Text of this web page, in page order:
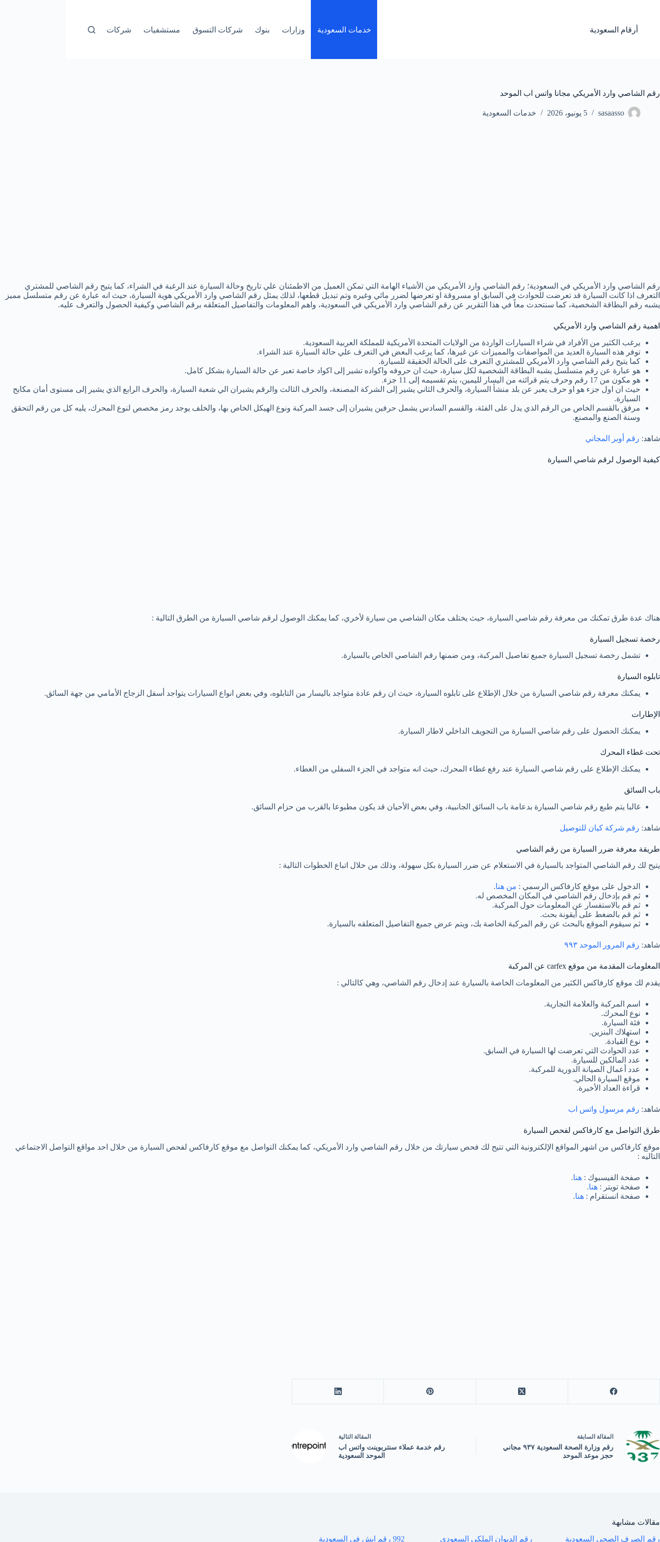
المحتوى
أرقام السعودية خدمات السعودية وزارات بنوك شركات التسوق مستشفيات شركات
رقم الشاصي وارد الأمريكي مجانا واتس اب الموحد
sasaasso 5 يونيو، 2026 خدمات السعودية
رقم الشاصي وارد الأمريكي في السعودية؛ رقم الشاصي وارد الأمريكي من الأشياء الهامة التي تمكن العميل من الاطمئنان علي تاريخ وحالة السيارة عند الرغبة في الشراء، كما يتيح رقم الشاصي للمشتري
التعرف اذا كانت السيارة قد تعرضت للحوادث في السابق او مسروقة او تعرضها لضرر مائي وغيره وتم تبديل قطعها، لذلك يمثل رقم الشاصي وارد الأمريكي هوية السيارة، حيث انه عبارة عن رقم متسلسل مميز
يشبه رقم البطاقة الشخصية، كما سنتحدث معاً في هذا التقرير عن رقم الشاصي وارد الأمريكي في السعودية، واهم المعلومات والتفاصيل المتعلقه برقم الشاصي وكيفية الحصول والتعرف عليه.
اهمية رقم الشاصي وارد الأمريكي
يرغب الكثير من الأفراد في شراء السيارات الواردة من الولايات المتحدة الأمريكية للمملكة العربية السعودية.
توفر هذه السيارة العديد من المواصفات والمميزات عن غيرها، كما يرغب البعض في التعرف علي حالة السيارة عند الشراء.
كما يتيح رقم الشاصي وارد الأمريكي للمشتري التعرف على الحالة الحقيقة للسيارة.
هو عبارة عن رقم متسلسل يشبه البطاقة الشخصية لكل سيارة، حيث ان حروفه واكواده تشير إلى اكواد خاصة تعبر عن حالة السيارة بشكل كامل.
هو مكون من 17 رقم وحرف يتم قرائته من اليسار لليمين، يتم تقسيمه إلى 11 جزء.
حيث ان اول جزء هو او حرف يعبر عن بلد منشأ السيارة، والحرف الثاني يشير إلى الشركة المصنعة، والحرف الثالث والرقم يشيران الي شعبة السيارة، والحرف الرابع الذي يشير إلى مستوى أمان مكابح
السيارة.
مرفق بالقسم الخاص من الرقم الذي يدل على الفئة، والقسم السادس يشمل حرفين يشيران إلى جسد المركبة ونوع الهيكل الخاص بها، والخلف يوجد رمز مخصص لنوع المحرك، يليه كل من رقم التحقق
وسنة الصنع والمصنع.
شاهد: رقم أوبر المجاني
كيفية الوصول لرقم شاصي السيارة
هناك عدة طرق تمكنك من معرفة رقم شاصي السيارة، حيث يختلف مكان الشاصي من سيارة لأخري، كما يمكنك الوصول لرقم شاصي السيارة من الطرق التالية :
رخصة تسجيل السيارة
تشمل رخصة تسجيل السيارة جميع تفاصيل المركبة، ومن ضمنها رقم الشاصي الخاص بالسيارة.
تابلوه السيارة
يمكنك معرفة رقم شاصي السيارة من خلال الإطلاع على تابلوه السيارة، حيث ان رقم عادة متواجد باليسار من التابلوه، وفي بعض انواع السيارات يتواجد أسفل الزجاج الأمامي من جهة السائق.
الإطارات
يمكنك الحصول على رقم شاصي السيارة من التجويف الداخلي لاطار السيارة.
تحت غطاء المحرك
يمكنك الإطلاع على رقم شاصي السيارة عند رفع غطاء المحرك، حيث انه متواجد في الجزء السفلي من الغطاء.
باب السائق
غالبا يتم طبع رقم شاصي السيارة بدعامة باب السائق الجانبية، وفي بعض الأحيان قد يكون مطبوعا بالقرب من حزام السائق.
شاهد: رقم شركة كيان للتوصيل
طريقة معرفة ضرر السيارة من رقم الشاصي
يتيح لك رقم الشاصي المتواجد بالسيارة في الاستعلام عن ضرر السيارة بكل سهولة، وذلك من خلال اتباع الخطوات التالية :
الدخول على موقع كارفاكس الرسمي : من هنا.
ثم قم بإدخال رقم الشاصي في المكان المخصص له.
ثم قم بالاستفسار عن المعلومات حول المركبة.
ثم قم بالضغط على أيقونة بحث.
ثم سيقوم الموقع بالبحث عن رقم المركبة الخاصة بك، ويتم عرض جميع التفاصيل المتعلقه بالسيارة.
شاهد: رقم المرور الموحد ٩٩٣
المعلومات المقدمة من موقع carfex عن المركبة
يقدم لك موقع كارفاكس الكثير من المعلومات الخاصة بالسيارة عند إدخال رقم الشاصي، وهي كالتالي :
اسم المركبة والعلامة التجارية.
نوع المحرك.
فئة السيارة.
استهلاك البنزين.
نوع القيادة.
عدد الحوادث التي تعرضت لها السيارة في السابق.
عدد المالكين للسيارة.
عدد أعمال الصيانة الدورية للمركبة.
موقع السيارة الحالي.
قراءة العداد الأخيرة.
شاهد: رقم مرسول واتس اب
طرق التواصل مع كارفاكس لفحص السيارة
موقع كارفاكس من اشهر المواقع الإلكترونية التي تتيح لك فحص سيارتك من خلال رقم الشاصي وارد الأمريكي، كما يمكنك التواصل مع موقع كارفاكس لفحص السيارة من خلال احد مواقع التواصل الاجتماعي
التاليه :
صفحة الفيسبوك : هنا.
صفحة تويتر : هنا.
صفحة انستقرام : هنا.
المقالة السابقة
رقم وزارة الصحة السعودية ٩٣٧ مجاني
حجز موعد الموحد
المقالة التالية
رقم خدمة عملاء سنتربوينت واتس اب
الموحد السعودية
مقالات مشابهة
رقم الصرف الصحي السعودية
رقم الديوان الملكي السعودي 992 رقم ايش في السعودية